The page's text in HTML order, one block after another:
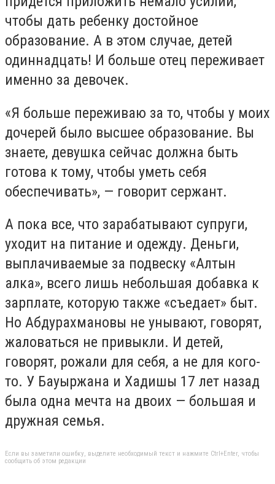
чтобы дать ребенку достойное
образование. А в этом случае, детей
одиннадцать! И больше отец переживает
именно за девочек.
«Я больше переживаю за то, чтобы у моих
дочерей было высшее образование. Вы
знаете, девушка сейчас должна быть
готова к тому, чтобы уметь себя
обеспечивать», — говорит сержант.
А пока все, что зарабатывают супруги,
уходит на питание и одежду. Деньги,
выплачиваемые за подвеску «Алтын
алка», всего лишь небольшая добавка к
зарплате, которую также «съедает» быт.
Но Абдурахмановы не унывают, говорят,
жаловаться не привыкли. И детей,
говорят, рожали для себя, а не для кого-
то. У Бауыржана и Хадишы 17 лет назад
была одна мечта на двоих — большая и
дружная семья.
Если вы заметили ошибку, выделите необходимый текст и нажмите Ctrl+Enter, чтобы
сообщить об этом редакции